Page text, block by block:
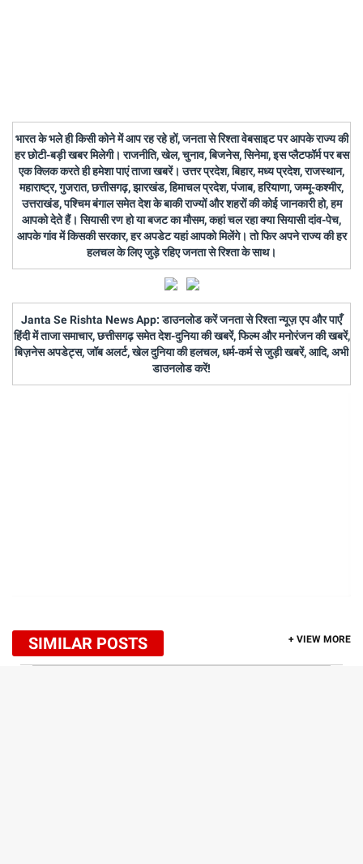
भारत के भले ही किसी कोने में आप रह रहे हों, जनता से रिश्ता वेबसाइट पर आपके राज्य की
हर छोटी-बड़ी खबर मिलेगी। राजनीति, खेल, चुनाव, बिजनेस, सिनेमा, इस प्लैटफॉर्म पर बस
एक क्लिक करते ही हमेशा पाएं ताजा खबरें। उत्तर प्रदेश, बिहार, मध्य प्रदेश, राजस्थान,
महाराष्ट्र, गुजरात, छत्तीसगढ़, झारखंड, हिमाचल प्रदेश, पंजाब, हरियाणा, जम्मू-कश्मीर,
उत्तराखंड, पश्चिम बंगाल समेत देश के बाकी राज्यों और शहरों की कोई जानकारी हो, हम
आपको देते हैं। सियासी रण हो या बजट का मौसम, कहां चल रहा क्या सियासी दांव-पेच,
आपके गांव में किसकी सरकार, हर अपडेट यहां आपको मिलेंगे। तो फिर अपने राज्य की हर
हलचल के लिए जुड़े रहिए जनता से रिश्ता के साथ।
Janta Se Rishta News App: डाउनलोड करें जनता से रिश्ता न्यूज़ एप और पाएँ
हिंदी में ताजा समाचार, छत्तीसगढ़ समेत देश-दुनिया की खबरें, फिल्म और मनोरंजन की खबरें,
बिज़नेस अपडेट्स, जॉब अलर्ट, खेल दुनिया की हलचल, धर्म-कर्म से जुड़ी खबरें, आदि, अभी
डाउनलोड करें!
SIMILAR POSTS + VIEW MORE